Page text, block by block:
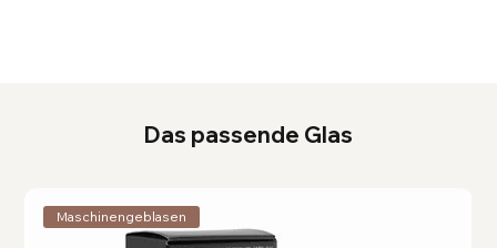
Das passende Glas
Maschinengeblasen